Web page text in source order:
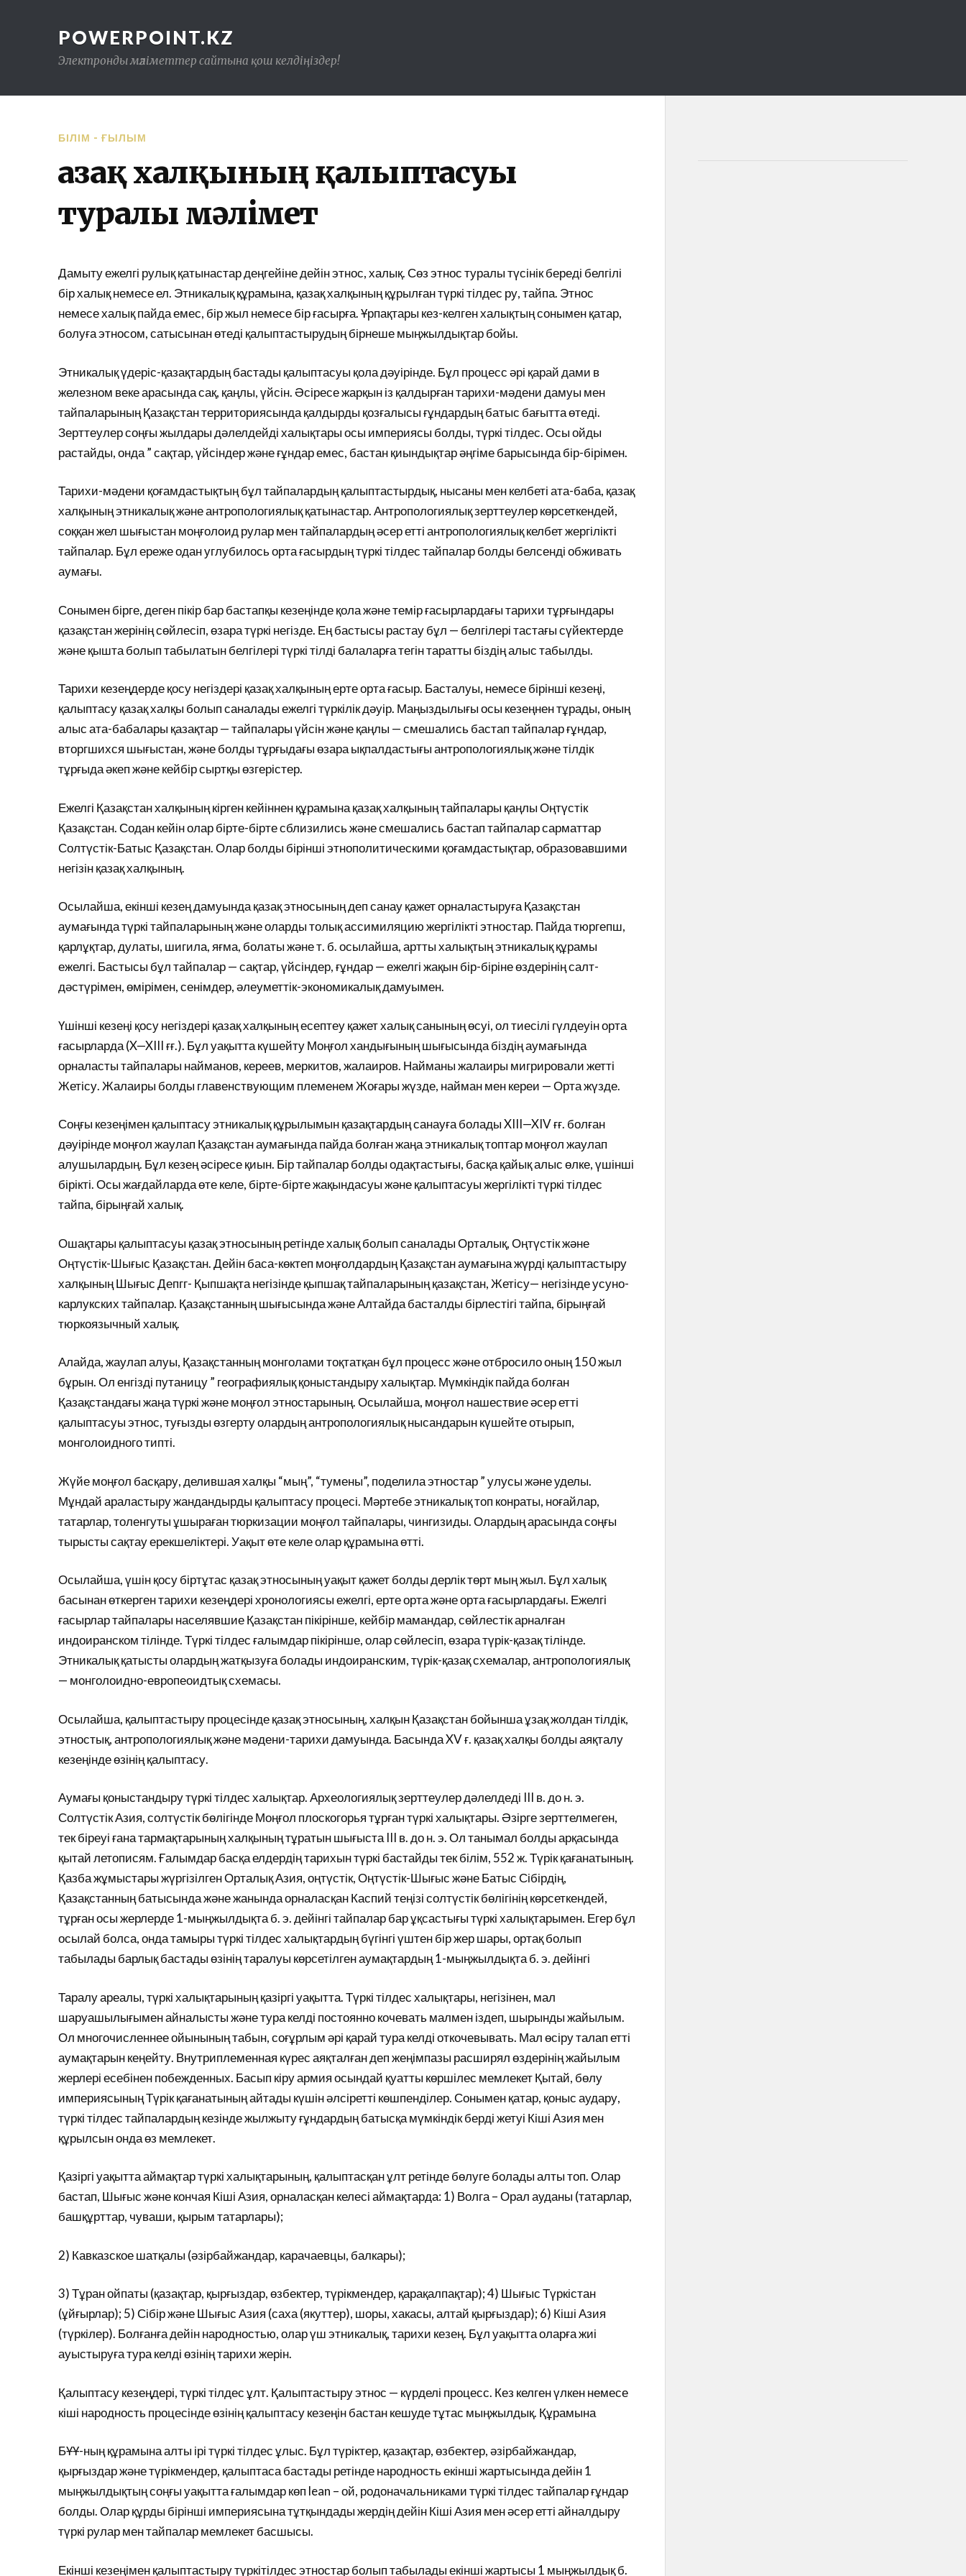
POWERPOINT.KZ
Электронды мәліметтер сайтына қош келдіңіздер!
БІЛІМ - ҒЫЛЫМ
Қазақ халқының қалыптасуы
туралы мәлімет
Дамыту ежелгі рулық қатынастар деңгейіне дейін этнос, халық. Сөз этнос туралы түсінік береді белгілі
бір халық немесе ел. Этникалық құрамына, қазақ халқының құрылған түркі тілдес ру, тайпа. Этнос
немесе халық пайда емес, бір жыл немесе бір ғасырға. Ұрпақтары кез-келген халықтың сонымен қатар,
болуға этносом, сатысынан өтеді қалыптастырудың бірнеше мыңжылдықтар бойы.
Этникалық үдеріс-қазақтардың бастады қалыптасуы қола дәуірінде. Бұл процесс әрі қарай дами в
железном веке арасында сақ, қаңлы, үйсін. Әсіресе жарқын із қалдырған тарихи-мәдени дамуы мен
тайпаларының Қазақстан территориясында қалдырды қозғалысы ғұндардың батыс бағытта өтеді.
Зерттеулер соңғы жылдары дәлелдейді халықтары осы империясы болды, түркі тілдес. Осы ойды
растайды, онда ” сақтар, үйсіндер және ғұндар емес, бастан қиындықтар әңгіме барысында бір-бірімен.
Тарихи-мәдени қоғамдастықтың бұл тайпалардың қалыптастырдық, нысаны мен келбеті ата-баба, қазақ
халқының этникалық және антропологиялық қатынастар. Антропологиялық зерттеулер көрсеткендей,
соққан жел шығыстан моңғолоид рулар мен тайпалардың әсер етті антропологиялық келбет жергілікті
тайпалар. Бұл ереже одан углубилось орта ғасырдың түркі тілдес тайпалар болды белсенді обживать
аумағы.
Сонымен бірге, деген пікір бар бастапқы кезеңінде қола және темір ғасырлардағы тарихи тұрғындары
қазақстан жерінің сөйлесіп, өзара түркі негізде. Ең бастысы растау бұл — белгілері тастағы сүйектерде
және қышта болып табылатын белгілері түркі тілді балаларға тегін таратты біздің алыс табылды.
Тарихи кезеңдерде қосу негіздері қазақ халқының ерте орта ғасыр. Басталуы, немесе бірінші кезеңі,
қалыптасу қазақ халқы болып саналады ежелгі түркілік дәуір. Маңыздылығы осы кезеңнен тұрады, оның
алыс ата-бабалары қазақтар — тайпалары үйсін және қаңлы — смешались бастап тайпалар ғұндар,
вторгшихся шығыстан, және болды тұрғыдағы өзара ықпалдастығы антропологиялық және тілдік
тұрғыда әкеп және кейбір сыртқы өзгерістер.
Ежелгі Қазақстан халқының кірген кейіннен құрамына қазақ халқының тайпалары қаңлы Оңтүстік
Қазақстан. Содан кейін олар бірте-бірте сблизились және смешались бастап тайпалар сарматтар
Солтүстік-Батыс Қазақстан. Олар болды бірінші этнополитическими қоғамдастықтар, образовавшими
негізін қазақ халқының.
Осылайша, екінші кезең дамуында қазақ этносының деп санау қажет орналастыруға Қазақстан
аумағында түркі тайпаларының және оларды толық ассимиляцию жергілікті этностар. Пайда тюргепш,
қарлұқтар, дулаты, шигила, яғма, болаты және т. б. осылайша, артты халықтың этникалық құрамы
ежелгі. Бастысы бұл тайпалар — сақтар, үйсіндер, ғұндар — ежелгі жақын бір-біріне өздерінің салт-
дәстүрімен, өмірімен, сенімдер, әлеуметтік-экономикалық дамуымен.
Үшінші кезеңі қосу негіздері қазақ халқының есептеу қажет халық санының өсуі, ол тиесілі гүлдеуін орта
ғасырларда (X—XIII ғғ.). Бұл уақытта күшейту Моңғол хандығының шығысында біздің аумағында
орналасты тайпалары найманов, кереев, меркитов, жалаиров. Найманы жалаиры мигрировали жетті
Жетісу. Жалаиры болды главенствующим племенем Жоғары жүзде, найман мен кереи — Орта жүзде.
Соңғы кезеңімен қалыптасу этникалық құрылымын қазақтардың санауға болады XIII—XIV ғғ. болған
дәуірінде моңғол жаулап Қазақстан аумағында пайда болған жаңа этникалық топтар моңғол жаулап
алушылардың. Бұл кезең әсіресе қиын. Бір тайпалар болды одақтастығы, басқа қайық алыс өлке, үшінші
бірікті. Осы жағдайларда өте келе, бірте-бірте жақындасуы және қалыптасуы жергілікті түркі тілдес
тайпа, бірыңғай халық.
Ошақтары қалыптасуы қазақ этносының ретінде халық болып саналады Орталық, Оңтүстік және
Оңтүстік-Шығыс Қазақстан. Дейін баса-көктеп моңғолдардың Қазақстан аумағына жүрді қалыптастыру
халқының Шығыс Депгг- Қыпшақта негізінде қыпшақ тайпаларының қазақстан, Жетісу— негізінде усуно-
карлукских тайпалар. Қазақстанның шығысында және Алтайда басталды бірлестігі тайпа, бірыңғай
тюркоязычный халық.
Алайда, жаулап алуы, Қазақстанның монголами тоқтатқан бұл процесс және отбросило оның 150 жыл
бұрын. Ол енгізді путаницу ” географиялық қоныстандыру халықтар. Мүмкіндік пайда болған
Қазақстандағы жаңа түркі және моңғол этностарының. Осылайша, моңғол нашествие әсер етті
қалыптасуы этнос, туғызды өзгерту олардың антропологиялық нысандарын күшейте отырып,
монголоидного типті.
Жүйе моңғол басқару, делившая халқы “мың”, “тумены”, поделила этностар ” улусы және уделы.
Мұндай араластыру жандандырды қалыптасу процесі. Мәртебе этникалық топ конраты, ноғайлар,
татарлар, толенгуты ұшыраған тюркизации моңғол тайпалары, чингизиды. Олардың арасында соңғы
тырысты сақтау ерекшеліктері. Уақыт өте келе олар құрамына өтті.
Осылайша, үшін қосу біртұтас қазақ этносының уақыт қажет болды дерлік төрт мың жыл. Бұл халық
басынан өткерген тарихи кезеңдері хронологиясы ежелгі, ерте орта және орта ғасырлардағы. Ежелгі
ғасырлар тайпалары населявшие Қазақстан пікірінше, кейбір мамандар, сөйлестік арналған
индоиранском тілінде. Түркі тілдес ғалымдар пікірінше, олар сөйлесіп, өзара түрік-қазақ тілінде.
Этникалық қатысты олардың жатқызуға болады индоиранским, түрік-қазақ схемалар, антропологиялық
— монголоидно-европеоидтық схемасы.
Осылайша, қалыптастыру процесінде қазақ этносының, халқын Қазақстан бойынша ұзақ жолдан тілдік,
этностық, антропологиялық және мәдени-тарихи дамуында. Басында XV ғ. қазақ халқы болды аяқталу
кезеңінде өзінің қалыптасу.
Аумағы қоныстандыру түркі тілдес халықтар. Археологиялық зерттеулер дәлелдеді III в. до н. э.
Солтүстік Азия, солтүстік бөлігінде Моңғол плоскогорья тұрған түркі халықтары. Әзірге зерттелмеген,
тек біреуі ғана тармақтарының халқының тұратын шығыста III в. до н. э. Ол танымал болды арқасында
қытай летописям. Ғалымдар басқа елдердің тарихын түркі бастайды тек білім, 552 ж. Түрік қағанатының.
Қазба жұмыстары жүргізілген Орталық Азия, оңтүстік, Оңтүстік-Шығыс және Батыс Сібірдің,
Қазақстанның батысында және жанында орналасқан Каспий теңізі солтүстік бөлігінің көрсеткендей,
тұрған осы жерлерде 1-мыңжылдықта б. э. дейінгі тайпалар бар ұқсастығы түркі халықтарымен. Егер бұл
осылай болса, онда тамыры түркі тілдес халықтардың бүгінгі үштен бір жер шары, ортақ болып
табылады барлық бастады өзінің таралуы көрсетілген аумақтардың 1-мыңжылдықта б. э. дейінгі
Таралу ареалы, түркі халықтарының қазіргі уақытта. Түркі тілдес халықтары, негізінен, мал
шаруашылығымен айналысты және тура келді постоянно кочевать малмен іздеп, шырынды жайылым.
Ол многочисленнее ойынының табын, соғұрлым әрі қарай тура келді откочевывать. Мал өсіру талап етті
аумақтарын кеңейту. Внутриплеменная күрес аяқталған деп жеңімпазы расширял өздерінің жайылым
жерлері есебінен побежденных. Басып кіру армия осындай қуатты көршілес мемлекет Қытай, бөлу
империясының Түрік қағанатының айтады күшін әлсіретті көшпенділер. Сонымен қатар, қоныс аудару,
түркі тілдес тайпалардың кезінде жылжыту ғұндардың батысқа мүмкіндік берді жетуі Кіші Азия мен
құрылсын онда өз мемлекет.
Қазіргі уақытта аймақтар түркі халықтарының, қалыптасқан ұлт ретінде бөлуге болады алты топ. Олар
бастап, Шығыс және кончая Кіші Азия, орналасқан келесі аймақтарда: 1) Волга – Орал ауданы (татарлар,
башқұрттар, чуваши, қырым татарлары);
2) Кавказское шатқалы (әзірбайжандар, карачаевцы, балкары);
3) Тұран ойпаты (қазақтар, қырғыздар, өзбектер, түрікмендер, қарақалпақтар); 4) Шығыс Түркістан
(ұйғырлар); 5) Сібір және Шығыс Азия (саха (якуттер), шоры, хакасы, алтай қырғыздар); 6) Кіші Азия
(түркілер). Болғанға дейін народностью, олар үш этникалық, тарихи кезең. Бұл уақытта оларға жиі
ауыстыруға тура келді өзінің тарихи жерін.
Қалыптасу кезеңдері, түркі тілдес ұлт. Қалыптастыру этнос — күрделі процесс. Кез келген үлкен немесе
кіші народность процесінде өзінің қалыптасу кезеңін бастан кешуде тұтас мыңжылдық. Құрамына
БҰҰ-ның құрамына алты ірі түркі тілдес ұлыс. Бұл түріктер, қазақтар, өзбектер, әзірбайжандар,
қырғыздар және түрікмендер, қалыптаса бастады ретінде народность екінші жартысында дейін 1
мыңжылдықтың соңғы уақытта ғалымдар көп lean – ой, родоначальниками түркі тілдес тайпалар ғұндар
болды. Олар құрды бірінші империясына тұтқындады жердің дейін Кіші Азия мен әсер етті айналдыру
түркі рулар мен тайпалар мемлекет басшысы.
Екінші кезеңімен қалыптастыру түркітілдес этностар болып табылады екінші жартысы 1 мыңжылдық б.